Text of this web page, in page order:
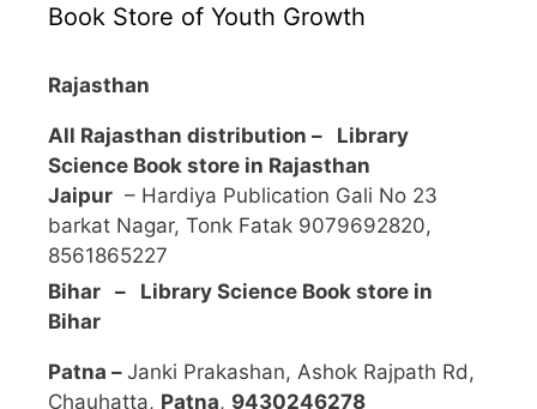
Book Store of Youth Growth
Rajasthan
All Rajasthan distribution – Library
Science Book store in Rajasthan
Jaipur – Hardiya Publication Gali No 23
barkat Nagar, Tonk Fatak 9079692820,
8561865227
Bihar – Library Science Book store in
Bihar
Patna – Janki Prakashan, Ashok Rajpath Rd,
Chauhatta, Patna, 9430246278